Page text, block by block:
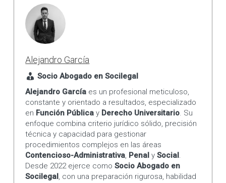
Alejandro García
Socio Abogado en Socilegal
Alejandro García es un profesional meticuloso,
constante y orientado a resultados, especializado
en Función Pública y Derecho Universitario. Su
enfoque combina criterio jurídico sólido, precisión
técnica y capacidad para gestionar
procedimientos complejos en las áreas
Contencioso-Administrativa, Penal ySocial.
Desde 2022 ejerce comoSocio Abogado en
Socilegal, con una preparación rigurosa, habilidad